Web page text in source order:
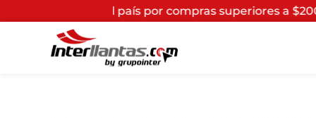
país por compras superiores a $200.000*(Aplican